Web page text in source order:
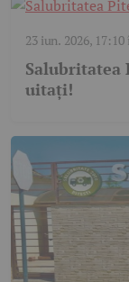
23 iun. 2026, 17:10
uitați!